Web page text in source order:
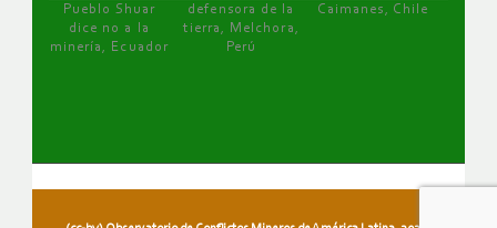
Pueblo Shuar
dice no a la
minería, Ecuador
defensora de la
tierra, Melchora,
Perú
Caimanes, Chile